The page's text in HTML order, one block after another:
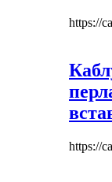
https://
https://